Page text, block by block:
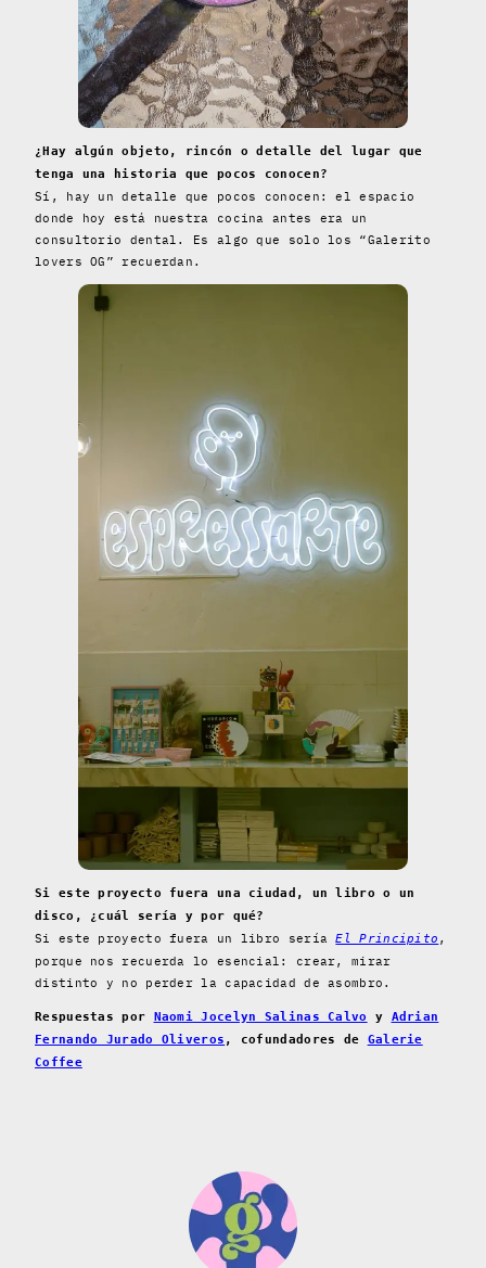
¿Hay algún objeto, rincón o detalle del lugar que
tenga una historia que pocos conocen?
Sí, hay un detalle que pocos conocen: el espacio
donde hoy está nuestra cocina antes era un
consultorio dental. Es algo que solo los “Galerito
lovers OG” recuerdan.
Si este proyecto fuera una ciudad, un libro o un
disco, ¿cuál sería y por qué?
Si este proyecto fuera un libro seríaEl Principito ,
porque nos recuerda lo esencial: crear, mirar
distinto y no perder la capacidad de asombro.
Respuestas por Naomi Jocelyn Salinas Calvo y Adrian
Fernando Jurado Oliveros , cofundadores de Galerie
Coffee